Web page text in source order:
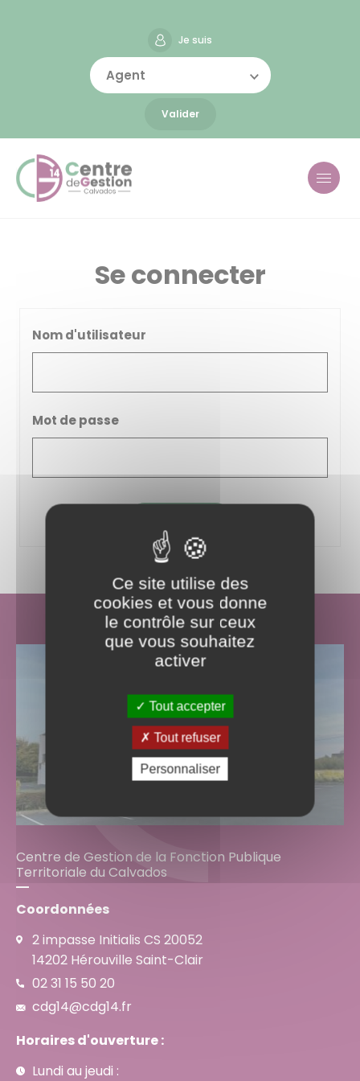
Je suis
Agent
Valider
Se connecter
Nom d'utilisateur
Mot de passe
J'ai oublié mon mot de passe
Centre de Gestion de la Fonction Publique
Territoriale du Calvados
Coordonnées
2 impasse Initialis CS 20052
14202 Hérouville Saint-Clair
02 31 15 50 20
cdg14@cdg14.fr
Horaires d'ouverture :
Lundi au jeudi :
Ce site utilise des
cookies et vous donne
le contrôle sur ceux
que vous souhaitez
activer
Tout accepter
Tout refuser
Personnaliser